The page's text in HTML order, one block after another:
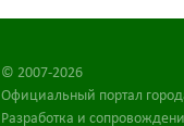
© 2007-2026
Официальный портал
Разработка и